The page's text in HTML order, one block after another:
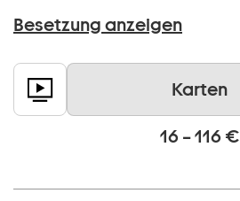
Besetzung anzeigen
Karten
16 – 116 €